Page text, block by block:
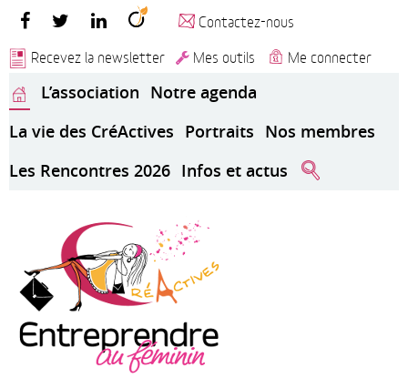
Contactez-nous
Recevez la newsletter
Mes outils Me connecter
L’association Notre agenda
La vie des CréActives Portraits Nos membres
Les Rencontres 2026 Infos et actus